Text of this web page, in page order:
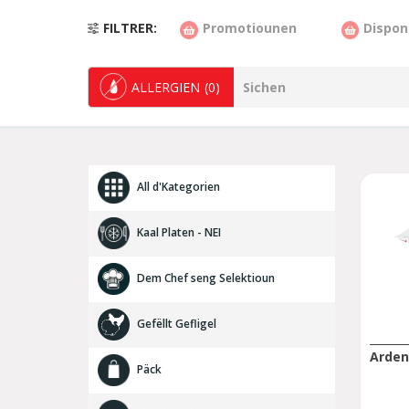
FILTRER Promotiounen
ALLERGIEN (0)
All d'Kategorien
Kaal Platen - NEI
Dem Chef seng Selektioun
Gefëllt Gefligel
Päck